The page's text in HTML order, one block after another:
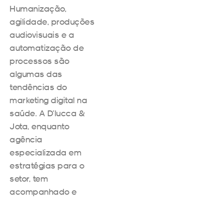
Humanização,
agilidade, produções
audiovisuais e a
automatização de
processos são
algumas das
tendências do
marketing digital na
saúde. A D’lucca &
Jota, enquanto
agência
especializada em
estratégias para o
setor, tem
acompanhado e